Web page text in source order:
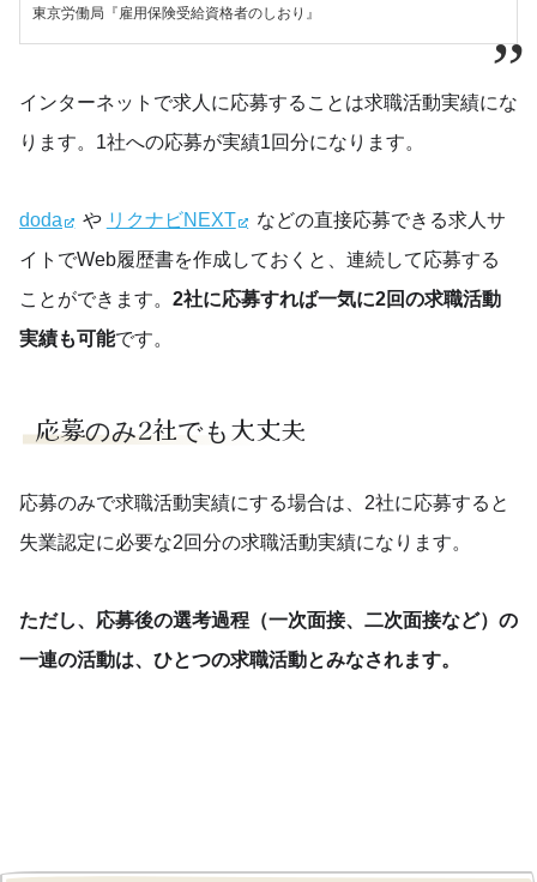
東京労働局『雇用保険受給資格者のしおり』
インターネットで求人に応募することは求職活動実績にな
ります。1社への応募が実績1回分になります。
doda や リクナビNEXT
などの直接応募できる求人サ
イトでWeb履歴書を作成しておくと、連続して応募する
ことができます。 2社に応募すれば一気に2回の求職活動
実績も可能です。
応募のみ2社でも大丈夫
応募のみで求職活動実績にする場合は、2社に応募すると
失業認定に必要な2回分の求職活動実績になります。
ただし、応募後の選考過程（一次面接、二次面接など）の
一連の活動は、ひとつの求職活動とみなされます。